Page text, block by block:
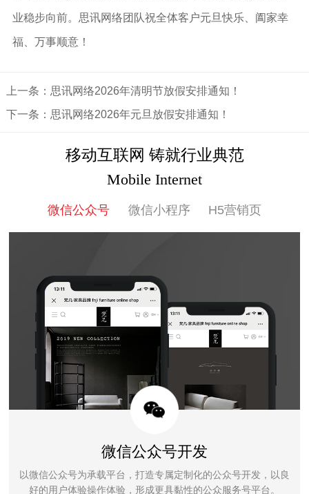
业稳步向前。思讯网络团队祝全体客户元旦快乐、阖家幸
福、万事顺意！
上一条：思讯网络2026年清明节放假安排通知！
下一条：思讯网络2026年元旦放假安排通知！
移动互联网 铸就行业典范
Mobile Internet
微信公众号 微信小程序 H5营销页
微信公众号开发
以微信公众号为承载平台，打造专属定制化的公众号开发，以良
好的用户体验操作体验，形成更具黏性的公众服务号平台。